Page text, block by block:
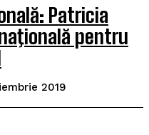
Patricia
pentru
2019